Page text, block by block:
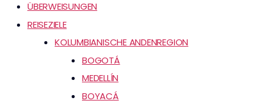
ÜBERWEISUNGEN
REISEZIELE
KOLUMBIANISCHE ANDENREGION
BOGOTÁ
MEDELLÍN
BOYACÁ